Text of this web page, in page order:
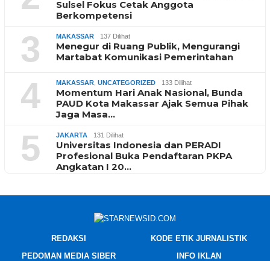
Sulsel Fokus Cetak Anggota
Berkompetensi
3 MAKASSAR 137 Dilihat
Menegur di Ruang Publik, Mengurangi
Martabat Komunikasi Pemerintahan
4 MAKASSAR UNCATEGORIZED 133 Dilihat
Momentum Hari Anak Nasional, Bunda
PAUD Kota Makassar Ajak Semua Pihak
Jaga Masa…
5 JAKARTA 131 Dilihat
Universitas Indonesia dan PERADI
Profesional Buka Pendaftaran PKPA
Angkatan I 20…
REDAKSI
KODE ETIK JURNALISTIK
PEDOMAN MEDIA SIBER
INFO IKLAN